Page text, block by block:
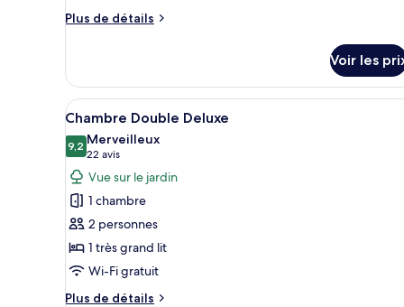
chambres,
jardin
(Woodland
Lodge)
Plus de détails
Plus
le
type
de
chambre
Chambre,
chambres,
cuisine,
côté
jardin
(Woodland
Voir les
Afficher
toutes
les
photos
pour
ce
type
de
chambre :
Chambre
Une chambre à coucher avec
5
Chambre Double Deluxe
9,29,2 sur 10
Merveilleux
22 avis
(22 avis)
Vue sur le jardin
1 chambre
2 personnes
1 très grand lit
Wi-Fi gratuit
Plus de détails
Plus